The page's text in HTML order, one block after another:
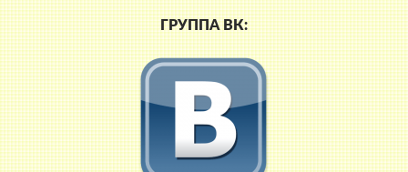
ГРУППА ВК: